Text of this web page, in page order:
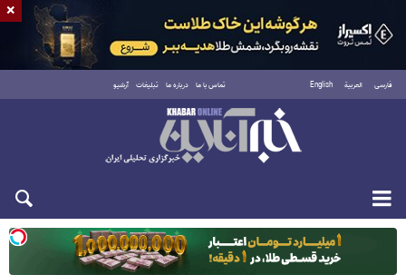
فارسی العربية English تماس با ما درباره ما تبلیغات آرشیو
یکشنبه ۱۸ مرداد ۱۴۰۵
×